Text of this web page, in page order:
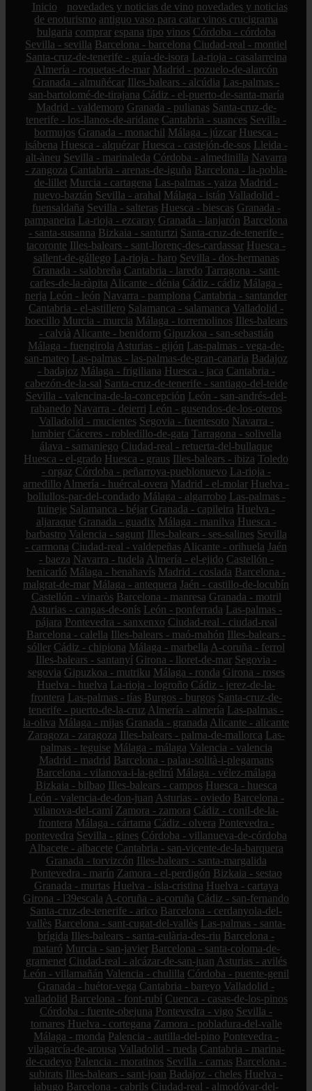
Inicio novedades y noticias de vino novedades y noticias
de enoturismo antiguo vaso para catar vinos crucigrama
bulgaria comprar espana tipo vinos Córdoba - córdoba
Sevilla - sevilla Barcelona - barcelona Ciudad-real - montiel
Santa-cruz-de-tenerife - guía-de-isora La-rioja - casalarreina
Almería - roquetas-de-mar Madrid - pozuelo-de-alarcón
Granada - almuñécar Illes-balears - alcúdia Las-palmas -
san-bartolomé-de-tirajana Cádiz - el-puerto-de-santa-maría
Madrid - valdemoro Granada - pulianas Santa-cruz-de-
tenerife - los-llanos-de-aridane Cantabria - suances Sevilla -
bormujos Granada - monachil Málaga - júzcar Huesca -
isábena Huesca - alquézar Huesca - castejón-de-sos Lleida -
alt-àneu Sevilla - marinaleda Córdoba - almedinilla Navarra
- zangoza Cantabria - arenas-de-iguña Barcelona - la-pobla-
de-lillet Murcia - cartagena Las-palmas - yaiza Madrid -
nuevo-baztán Sevilla - arahal Málaga - istán Valladolid -
fuensaldaña Sevilla - salteras Huesca - biescas Granada -
pampaneira La-rioja - ezcaray Granada - lanjarón Barcelona
- santa-susanna Bizkaia - santurtzi Santa-cruz-de-tenerife -
tacoronte Illes-balears - sant-llorenç-des-cardassar Huesca -
sallent-de-gállego La-rioja - haro Sevilla - dos-hermanas
Granada - salobreña Cantabria - laredo Tarragona - sant-
carles-de-la-ràpita Alicante - dénia Cádiz - cádiz Málaga -
nerja León - león Navarra - pamplona Cantabria - santander
Cantabria - el-astillero Salamanca - salamanca Valladolid -
boecillo Murcia - murcia Málaga - torremolinos Illes-balears
- calvià Alicante - benidorm Gipuzkoa - san-sebastián
Málaga - fuengirola Asturias - gijón Las-palmas - vega-de-
san-mateo Las-palmas - las-palmas-de-gran-canaria Badajoz
- badajoz Málaga - frigiliana Huesca - jaca Cantabria -
cabezón-de-la-sal Santa-cruz-de-tenerife - santiago-del-teide
Sevilla - valencina-de-la-concepción León - san-andrés-del-
rabanedo Navarra - deierri León - gusendos-de-los-oteros
Valladolid - mucientes Segovia - fuentesoto Navarra -
lumbier Cáceres - robledillo-de-gata Tarragona - solivella
álava - samaniego Ciudad-real - retuerta-del-bullaque
Huesca - el-grado Huesca - graus Illes-balears - ibiza Toledo
- orgaz Córdoba - peñarroya-pueblonuevo La-rioja -
arnedillo Almería - huércal-overa Madrid - el-molar Huelva -
bollullos-par-del-condado Málaga - algarrobo Las-palmas -
tuineje Salamanca - béjar Granada - capileira Huelva -
aljaraque Granada - guadix Málaga - manilva Huesca -
barbastro Valencia - sagunt Illes-balears - ses-salines Sevilla
- carmona Ciudad-real - valdepeñas Alicante - orihuela Jaén
- baeza Navarra - tudela Almería - el-ejido Castellón -
benicarló Málaga - benahavís Madrid - coslada Barcelona -
malgrat-de-mar Málaga - antequera Jaén - castillo-de-locubín
Castellón - vinaròs Barcelona - manresa Granada - motril
Asturias - cangas-de-onís León - ponferrada Las-palmas -
pájara Pontevedra - sanxenxo Ciudad-real - ciudad-real
Barcelona - calella Illes-balears - maó-mahón Illes-balears -
sóller Cádiz - chipiona Málaga - marbella A-coruña - ferrol
Illes-balears - santanyí Girona - lloret-de-mar Segovia -
segovia Gipuzkoa - mutriku Málaga - ronda Girona - roses
Huelva - huelva La-rioja - logroño Cádiz - jerez-de-la-
frontera Las-palmas - tías Burgos - burgos Santa-cruz-de-
tenerife - puerto-de-la-cruz Almería - almería Las-palmas -
la-oliva Málaga - mijas Granada - granada Alicante - alicante
Zaragoza - zaragoza Illes-balears - palma-de-mallorca Las-
palmas - teguise Málaga - málaga Valencia - valencia
Madrid - madrid Barcelona - palau-solità-i-plegamans
Barcelona - vilanova-i-la-geltrú Málaga - vélez-málaga
Bizkaia - bilbao Illes-balears - campos Huesca - huesca
León - valencia-de-don-juan Asturias - oviedo Barcelona -
vilanova-del-camí Zamora - zamora Cádiz - conil-de-la-
frontera Málaga - cártama Cádiz - olvera Pontevedra -
pontevedra Sevilla - gines Córdoba - villanueva-de-córdoba
Albacete - albacete Cantabria - san-vicente-de-la-barquera
Granada - torvizcón Illes-balears - santa-margalida
Pontevedra - marín Zamora - el-perdigón Bizkaia - sestao
Granada - murtas Huelva - isla-cristina Huelva - cartaya
Girona - l39escala A-coruña - a-coruña Cádiz - san-fernando
Santa-cruz-de-tenerife - arico Barcelona - cerdanyola-del-
vallès Barcelona - sant-cugat-del-vallès Las-palmas - santa-
brígida Illes-balears - santa-eulària-des-riu Barcelona -
mataró Murcia - san-javier Barcelona - santa-coloma-de-
gramenet Ciudad-real - alcázar-de-san-juan Asturias - avilés
León - villamañán Valencia - chulilla Córdoba - puente-genil
Granada - huétor-vega Cantabria - bareyo Valladolid -
valladolid Barcelona - font-rubí Cuenca - casas-de-los-pinos
Córdoba - fuente-obejuna Pontevedra - vigo Sevilla -
tomares Huelva - cortegana Zamora - pobladura-del-valle
Málaga - monda Palencia - autilla-del-pino Pontevedra -
vilagarcía-de-arousa Valladolid - rueda Cantabria - marina-
de-cudeyo Palencia - moratinos Sevilla - camas Barcelona -
subirats Illes-balears - sant-joan Badajoz - cheles Huelva -
jabugo Barcelona - cabrils Ciudad-real - almodóvar-del-